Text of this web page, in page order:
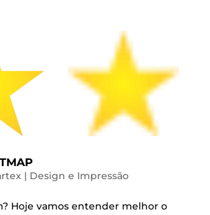
| Design e Impressão
Hoje vamos entender melhor o